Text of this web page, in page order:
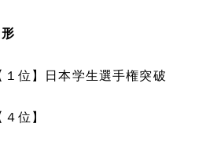
形
位】日本学生選手権突破
位】